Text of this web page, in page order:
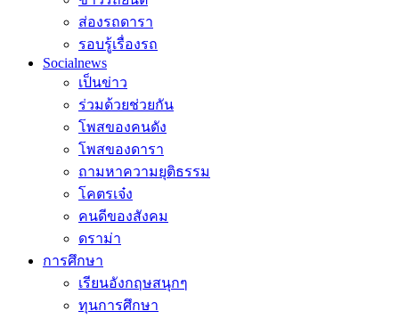
ส่องรถดารา
รอบรู้เรื่องรถ
Socialnews
เป็นข่าว
ร่วมด้วยช่วยกัน
โพสของคนดัง
โพสของดารา
ถามหาความยุติธรรม
โคตรเจ๋ง
คนดีของสังคม
ดราม่า
การศึกษา
เรียนอังกฤษสนุกๆ
ทุนการศึกษา